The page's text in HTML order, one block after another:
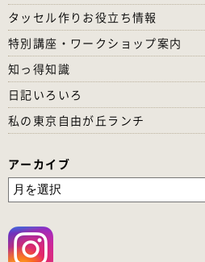
タッセル作りお役立ち情報
特別講座・ワークショップ案内
知っ得知識
日記いろいろ
私の東京自由が丘ランチ
アーカイブ